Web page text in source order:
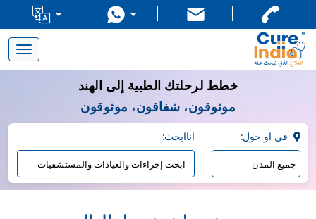
Toggle
navigation
خطط لرحلتك الطبية إلى الهند
موثوقون، شفافون، موثوقون
:اناابحث